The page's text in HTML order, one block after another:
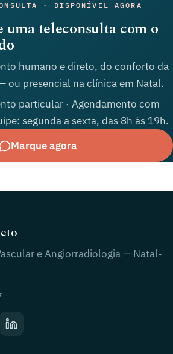
· DISPONÍVEL AGORA
uma teleconsulta com o
humano e direto, do conforto da
ou presencial na clínica em Natal.
particular · Agendamento com
segunda a sexta, das 8h às 19h.
Marque agora
e Angiorradiologia — Natal-